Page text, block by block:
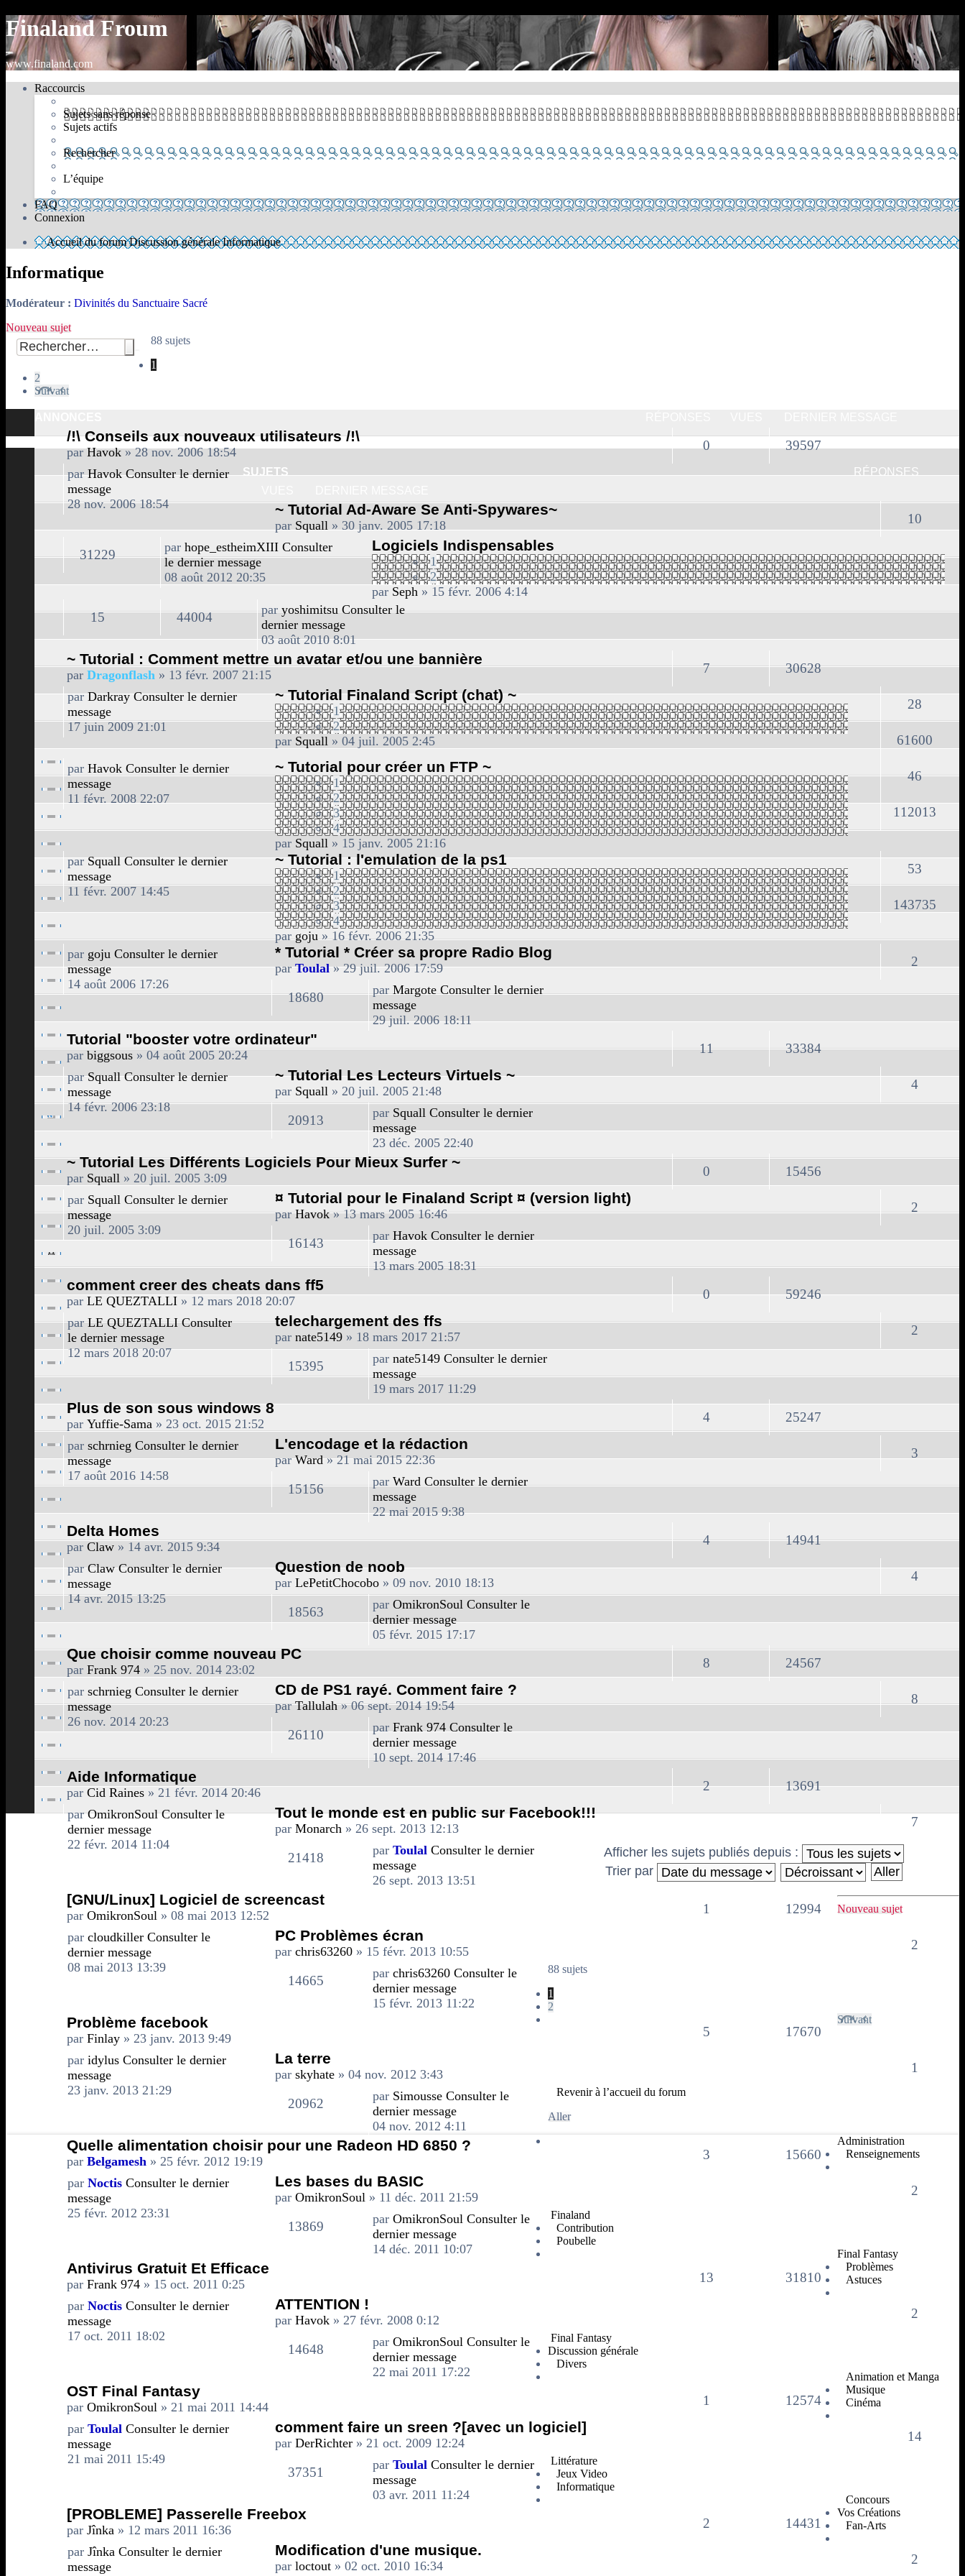
Finaland Froum
www.finaland.com
Raccourcis
Sujets sans réponse
Sujets actifs
Rechercher
L’équipe
FAQ
Connexion
Accueil du forum Discussion générale Informatique
Informatique
Modérateur : Divinités du Sanctuaire Sacré
Nouveau sujet
88 sujets
1
2
Suivant
/!\ Conseils aux nouveaux utilisateurs /!\
parHavok» 28 nov. 2006 18:54 0 39597
parHavok Consulter le dernier
message
28 nov. 2006 18:54
SUJETS
RÉPONSES
~ Tutorial Ad-Aware Se Anti-Spywares~
par Squall » 30 janv. 2005 17:18 10
31229 par hope_estheimXIII Consulter
le dernier message
08 août 2012 20:35
Logiciels Indispensables
1
2
par Seph » 15 févr. 2006 4:14
15 44004 paryoshimitsu Consulter le
dernier message
03 août 2010 8:01
~ Tutorial : Comment mettre un avatar et/ou une bannière
par Dragonflash » 13 févr. 2007 21:15 7 30628
parDarkray Consulter le dernier
message
17 juin 2009 21:01
~ Tutorial Finaland Script (chat) ~
1
2
par Squall » 04 juil. 2005 2:45
28
61600
par Havok Consulter le dernier
message
11 févr. 2008 22:07
~ Tutorial pour créer un FTP ~
1
2
3
4
par Squall » 15 janv. 2005 21:16
46
112013
parSquall Consulter le dernier
message
11 févr. 2007 14:45
~ Tutorial : l'emulation de la ps1
1
2
3
4
par goju » 16 févr. 2006 21:35
53
143735
par goju Consulter le dernier
message
14 août 2006 17:26
* Tutorial * Créer sa propre Radio Blog
parToulal» 29 juil. 2006 17:59 2
18680 par Margote Consulter le dernier
message
29 juil. 2006 18:11
Tutorial "booster votre ordinateur"
par biggsous » 04 août 2005 20:24 11 33384
parSquall Consulter le dernier
message
14 févr. 2006 23:18
~ Tutorial Les Lecteurs Virtuels ~
par Squall » 20 juil. 2005 21:48 4
20913 par Squall Consulter le dernier
message
23 déc. 2005 22:40
~ Tutorial Les Différents Logiciels Pour Mieux Surfer ~
par Squall » 20 juil. 2005 3:09 0 15456
par Squall Consulter le dernier
message
20 juil. 2005 3:09
¤ Tutorial pour le Finaland Script ¤ (version light)
parHavok» 13 mars 2005 16:46 2
16143 par Havok Consulter le dernier
message
13 mars 2005 18:31
comment creer des cheats dans ff5
par LE QUEZTALLI » 12 mars 2018 20:07 0 59246
parLE QUEZTALLI Consulter
le dernier message
12 mars 2018 20:07
telechargement des ffs
par nate5149 » 18 mars 2017 21:57 2
15395 par nate5149 Consulter le dernier
message
19 mars 2017 11:29
Plus de son sous windows 8
par Yuffie-Sama » 23 oct. 2015 21:52 4 25247
par schrnieg Consulter le dernier
message
17 août 2016 14:58
L'encodage et la rédaction
parWard» 21 mai 2015 22:36 3
15156 par Ward Consulter le dernier
message
22 mai 2015 9:38
Delta Homes
par Claw » 14 avr. 2015 9:34 4 14941
parClaw Consulter le dernier
message
14 avr. 2015 13:25
Question de noob
par LePetitChocobo » 09 nov. 2010 18:13 4
18563 par OmikronSoul Consulter le
dernier message
05 févr. 2015 17:17
Que choisir comme nouveau PC
par Frank 974 » 25 nov. 2014 23:02 8 24567
par schrnieg Consulter le dernier
message
26 nov. 2014 20:23
CD de PS1 rayé. Comment faire ?
parTallulah» 06 sept. 2014 19:54 8
26110 par Frank 974 Consulter le
dernier message
10 sept. 2014 17:46
Aide Informatique
par Cid Raines » 21 févr. 2014 20:46 2 13691
parOmikronSoul Consulter le
dernier message
22 févr. 2014 11:04
Tout le monde est en public sur Facebook!!!
par Monarch » 26 sept. 2013 12:13 7
21418 par Toulal Consulter le dernier
message
26 sept. 2013 13:51
[GNU/Linux] Logiciel de screencast
par OmikronSoul » 08 mai 2013 12:52 1 12994
par cloudkiller Consulter le
dernier message
08 mai 2013 13:39
PC Problèmes écran
par chris63260 » 15 févr. 2013 10:55 2
14665 par chris63260 Consulter le
dernier message
15 févr. 2013 11:22
Problème facebook
par Finlay » 23 janv. 2013 9:49 5 17670
par idylus Consulter le dernier
message
23 janv. 2013 21:29
La terre
par skyhate » 04 nov. 2012 3:43 1
20962 par Simousse Consulter le
dernier message
04 nov. 2012 4:11
Quelle alimentation choisir pour une Radeon HD 6850 ?
par Belgamesh » 25 févr. 2012 19:19 3 15660
par Noctis Consulter le dernier
message
25 févr. 2012 23:31
Les bases du BASIC
par OmikronSoul » 11 déc. 2011 21:59 2
13869 par OmikronSoul Consulter le
dernier message
14 déc. 2011 10:07
Antivirus Gratuit Et Efficace
par Frank 974 » 15 oct. 2011 0:25 13 31810
par Noctis Consulter le dernier
message
17 oct. 2011 18:02
ATTENTION !
par Havok » 27 févr. 2008 0:12 2
14648 par OmikronSoul Consulter le
dernier message
22 mai 2011 17:22
OST Final Fantasy
par OmikronSoul » 21 mai 2011 14:44 1 12574
par Toulal Consulter le dernier
message
21 mai 2011 15:49
comment faire un sreen ?[avec un logiciel]
par DerRichter » 21 oct. 2009 12:24 14
37351 par Toulal Consulter le dernier
message
03 avr. 2011 11:24
[PROBLEME] Passerelle Freebox
par Jînka » 12 mars 2011 16:36 2 14431
par Jînka Consulter le dernier
message
Modification d'une musique.
par loctout » 02 oct. 2010 16:34 2
Afficher les sujets publiés depuis :
Trier par
Nouveau sujet
88 sujets
1
2
Suivant
Revenir à l’accueil du forum
Aller
Administration
Renseignements
Finaland
Contribution
Poubelle
Final Fantasy
Problèmes
Astuces
Final Fantasy
Discussion générale
Divers
Animation et Manga
Musique
Cinéma
Littérature
Jeux Video
Informatique
Concours
Vos Créations
Fan-Arts